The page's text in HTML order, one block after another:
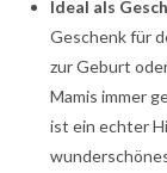
Ideal als
Geschenk für
zur Geburt
Mamis immer
ist ein echter